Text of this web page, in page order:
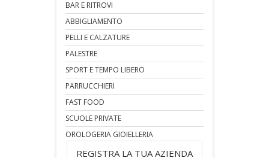
BAR E RITROVI
ABBIGLIAMENTO
PELLI E CALZATURE
PALESTRE
SPORT E TEMPO LIBERO
PARRUCCHIERI
FAST FOOD
SCUOLE PRIVATE
OROLOGERIA GIOIELLERIA
REGISTRA LA TUA AZIENDA